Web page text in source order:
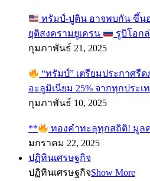
ทรัมป์-ปูติน อาจพบกัน ขึ้น
ยุติสงครามยูเครน
รูบิโอก
กุมภาพันธ์ 21, 2025
“ทรัมป์” เตรียมประกาศรี
อะลูมิเนียม 25% จากทุกประเ
กุมภาพันธ์ 10, 2025
** ทองคำทะลุทุกสถิติ! มูลค่
มกราคม 22, 2025
ปฏิทินเศรษฐกิจ
ปฏิทินเศรษฐกิจShow More